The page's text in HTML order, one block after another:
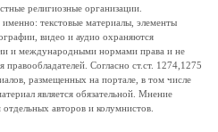
религиозные организации.
текстовые материалы, элементы
видео и аудио охраняются
и международными нормами права и не
Согласно ст.ст. 1274,1275
размещенных на портале, в том числе
является обязательной. Мнение
авторов и колумнистов.